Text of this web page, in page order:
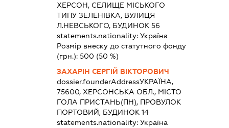
ХЕРСОН, СЕЛИЩЕ МІСЬКОГО
ТИПУ ЗЕЛЕНІВКА, ВУЛИЦЯ
Л.НЕВСЬКОГО, БУДИНОК 56
statements.nationality:Україна
Розмір внеску до статутного фонду
(грн.):500 (50 %)
ЗАХАРІН СЕРГІЙ ВІКТОРОВИЧ
dossier.founderAddressУКРАЇНА,
75600, ХЕРСОНСЬКА ОБЛ., МІСТО
ГОЛА ПРИСТАНЬ(ПН), ПРОВУЛОК
ПОРТОВИЙ, БУДИНОК 14
statements.nationality:Україна